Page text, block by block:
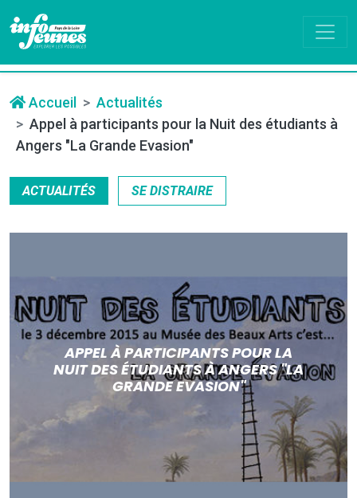
Accueil
Actualités
Appel à participants pour la Nuit des étudiants à
Angers "La Grande Evasion"
ACTUALITÉS SE DISTRAIRE
APPEL À PARTICIPANTS POUR LA
NUIT DES ÉTUDIANTS À ANGERS "LA
GRANDE EVASION"